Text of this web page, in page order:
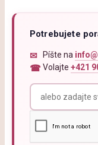
Potrebujete
Píšte na
Volajte +421